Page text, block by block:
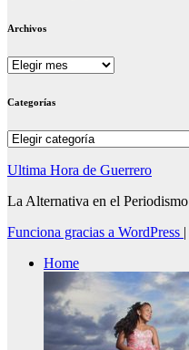
Archivos
Archivos
Categorías
Categorías
Ultima Hora de Guerrero
La Alternativa en el Periodismo
Funciona gracias a WordPress |
Home